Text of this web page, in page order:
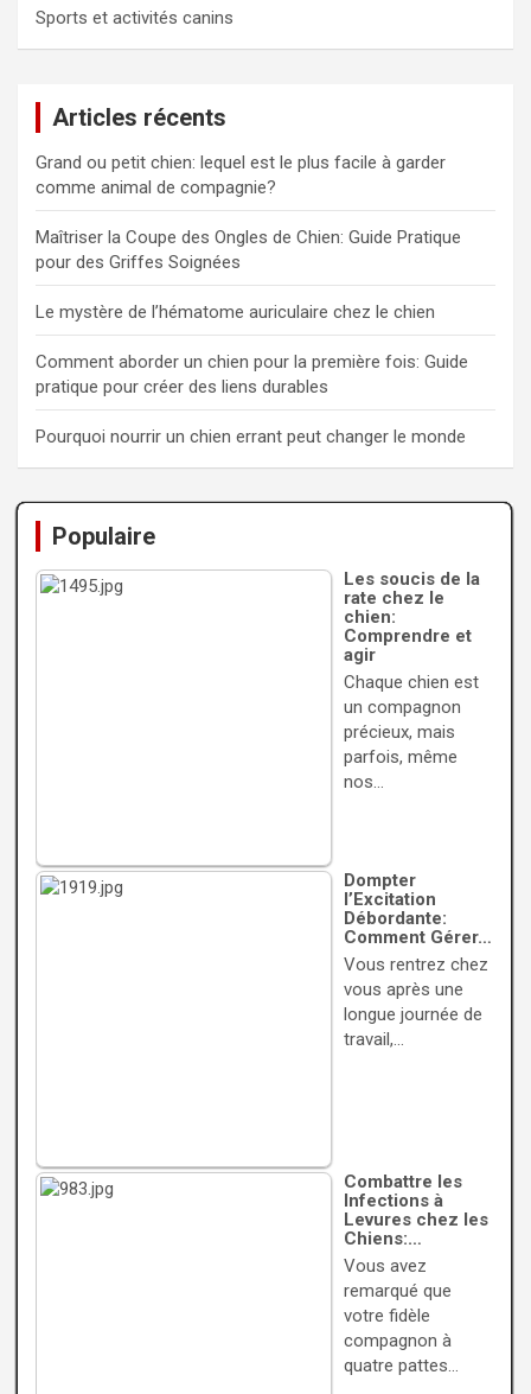
Sports et activités canins
Articles récents
Grand ou petit chien: lequel est le plus facile à garder
comme animal de compagnie?
Maîtriser la Coupe des Ongles de Chien: Guide Pratique
pour des Griffes Soignées
Le mystère de l’hématome auriculaire chez le chien
Comment aborder un chien pour la première fois: Guide
pratique pour créer des liens durables
Pourquoi nourrir un chien errant peut changer le monde
Populaire
Les soucis de la
rate chez le
chien:
Comprendre et
agir
Chaque chien est
un compagnon
précieux, mais
parfois, même
nos…
Dompter
l’Excitation
Débordante:
Comment Gérer…
Vous rentrez chez
vous après une
longue journée de
travail,…
Combattre les
Infections à
Levures chez les
Chiens:…
Vous avez
remarqué que
votre fidèle
compagnon à
quatre pattes…